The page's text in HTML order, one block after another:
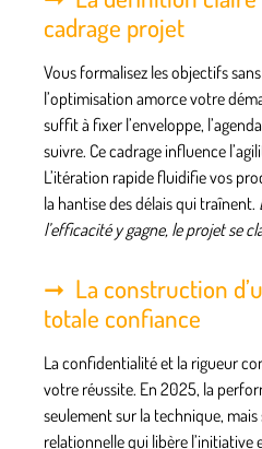
cadrage projet
Vous formalisez les objectifs
l’optimisation amorce votre
suffit à fixer l’enveloppe,
suivre. Ce cadrage influence
L’itération rapide fluidifie vos
la hantise des délais qui traînent.
l’efficacité y gagne, le projet se
La construction
totale confiance
La confidentialité et la rigueur
votre réussite. En 2025, la
seulement sur la technique,
relationnelle qui libère